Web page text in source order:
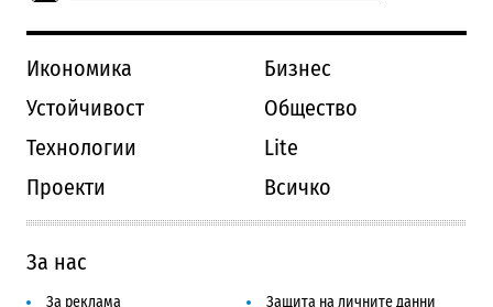
Икономика
Бизнес
Устойчивост
Общество
Технологии
Lite
Проекти
Всичко
За нас
За реклама Защита на личните данни